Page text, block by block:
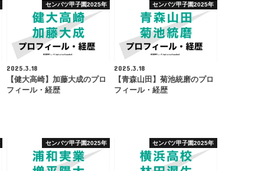
センバツ甲子園2025年
2025.3.18
【健大高崎】加藤大成のプロ
フィール・経歴
センバツ甲子園2025年
2025.3.18
【青森山田】菊池統磨のプロ
フィール・経歴
センバツ甲子園2025年 センバツ甲子園2025年